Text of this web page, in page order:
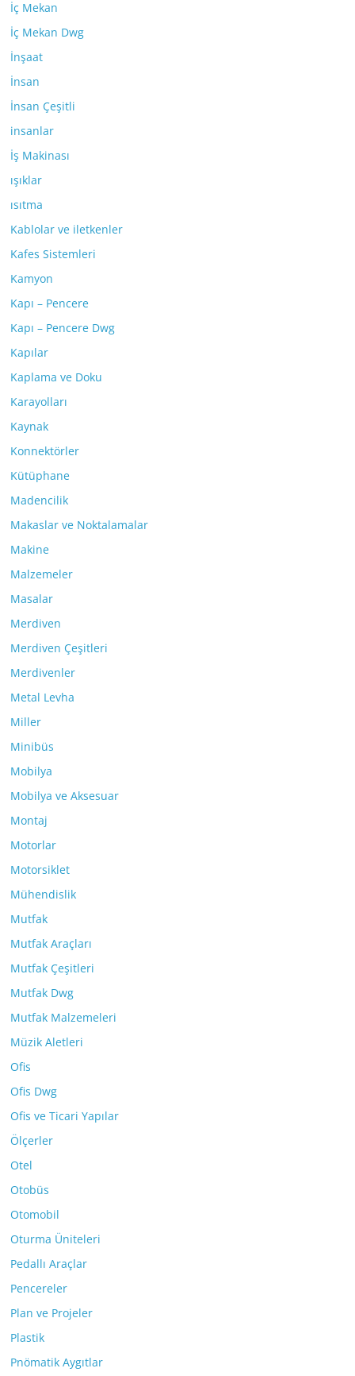
İç Mekan
İç Mekan Dwg
İnşaat
İnsan
İnsan Çeşitli
insanlar
İş Makinası
ışıklar
ısıtma
Kablolar ve iletkenler
Kafes Sistemleri
Kamyon
Kapı – Pencere
Kapı – Pencere Dwg
Kapılar
Kaplama ve Doku
Karayolları
Kaynak
Konnektörler
Kütüphane
Madencilik
Makaslar ve Noktalamalar
Makine
Malzemeler
Masalar
Merdiven
Merdiven Çeşitleri
Merdivenler
Metal Levha
Miller
Minibüs
Mobilya
Mobilya ve Aksesuar
Montaj
Motorlar
Motorsiklet
Mühendislik
Mutfak
Mutfak Araçları
Mutfak Çeşitleri
Mutfak Dwg
Mutfak Malzemeleri
Müzik Aletleri
Ofis
Ofis Dwg
Ofis ve Ticari Yapılar
Ölçerler
Otel
Otobüs
Otomobil
Oturma Üniteleri
Pedallı Araçlar
Pencereler
Plan ve Projeler
Plastik
Pnömatik Aygıtlar